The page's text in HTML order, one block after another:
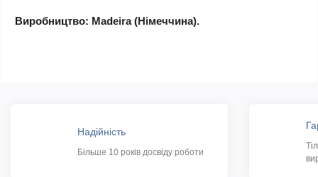
Виробництво: Madeira (Німеччина).
Надійність
Більше 10 років досвіду роботи